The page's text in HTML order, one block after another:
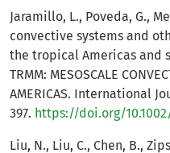
Jaramillo, L., Poveda, G.,
convective systems and
the tropical Americas and
TRMM: MESOSCALE
AMERICAS. International
397. https://doi.org/
Liu, N., Liu, C., Chen, B.,